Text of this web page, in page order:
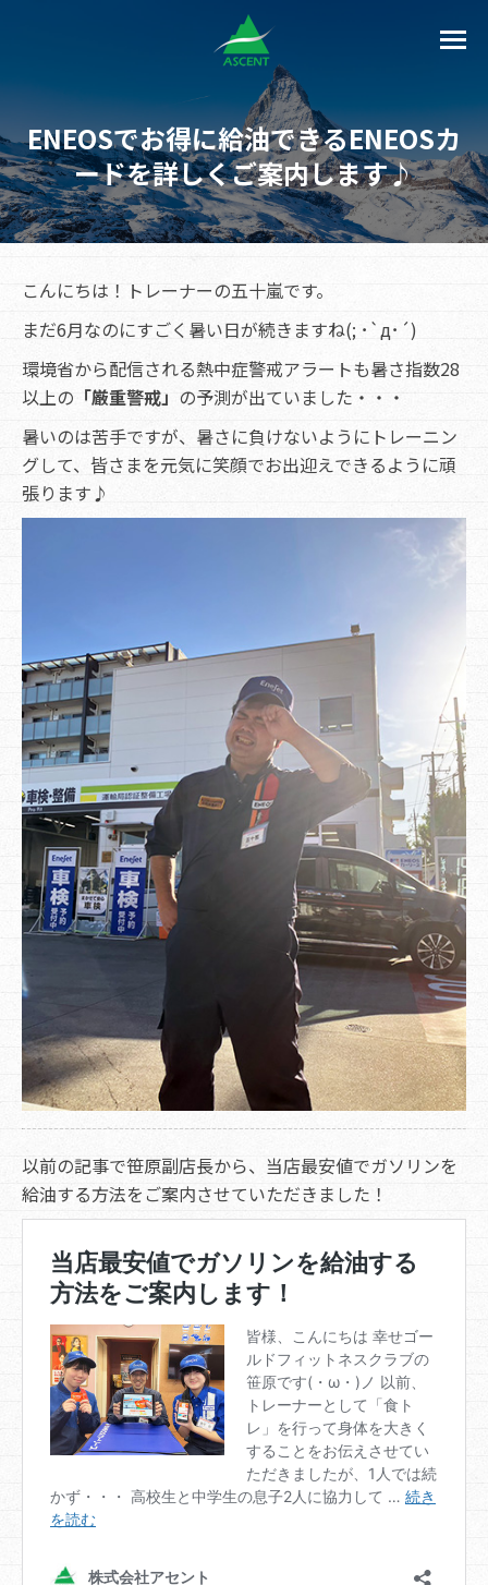
ENEOSでお得に給油できるENEOSカ
ードを詳しくご案内します♪
こんにちは！トレーナーの五十嵐です。
まだ6月なのにすごく暑い日が続きますね(; ･`д･´)
環境省から配信される熱中症警戒アラートも暑さ指数28
以上の 「厳重警戒」 の予測が出ていました・・・
暑いのは苦手ですが、暑さに負けないようにトレーニン
グして、皆さまを元気に笑顔でお出迎えできるように頑
張ります♪
以前の記事で笹原副店長から、当店最安値でガソリンを
給油する方法をご案内させていただきました！